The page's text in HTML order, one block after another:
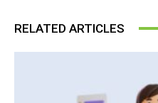
RELATED ARTICLES